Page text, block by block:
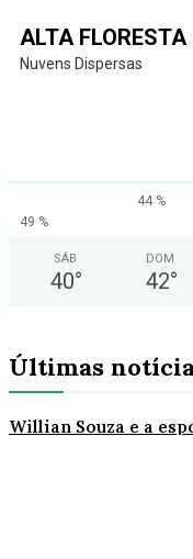
ALTA FLORESTA
Nuvens Dispersas
44 %
49 %
SÁB
40°
DOM
42°
Últimas
Willian Souza e a